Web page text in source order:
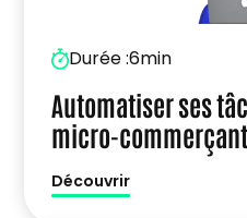
Durée :6min
Automatiser ses
micro-commerçant
Découvrir